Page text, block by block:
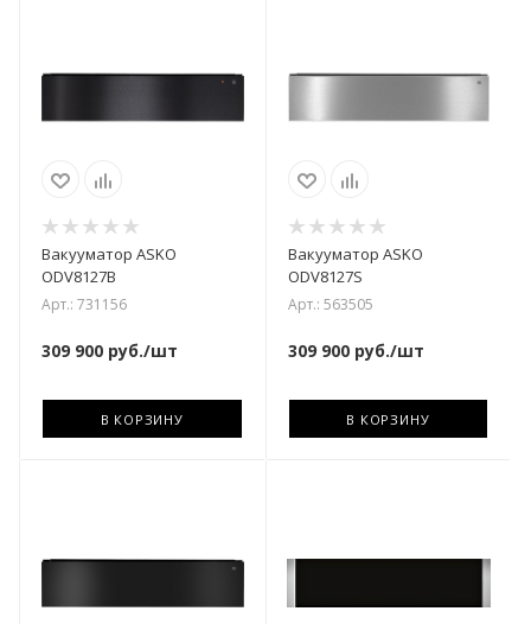
Вакууматор ASKO
ODV8127B
Арт.: 731156
309 900 руб./шт
В КОРЗИНУ
Вакууматор ASKO
ODV8127S
Арт.: 563505
309 900руб./шт
В КОРЗИНУ